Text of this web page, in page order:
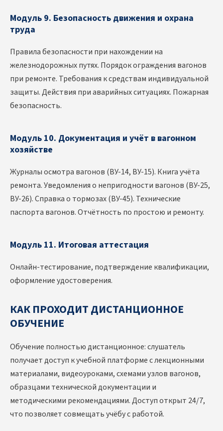
Модуль 9. Безопасность движения и охрана
труда
Правила безопасности при нахождении на
железнодорожных путях. Порядок ограждения вагонов
при ремонте. Требования к средствам индивидуальной
защиты. Действия при аварийных ситуациях. Пожарная
безопасность.
Модуль 10. Документация и учёт в вагонном
хозяйстве
Журналы осмотра вагонов (ВУ-14, ВУ-15). Книга учёта
ремонта. Уведомления о непригодности вагонов (ВУ-25,
ВУ-26). Справка о тормозах (ВУ-45). Технические
паспорта вагонов. Отчётность по простою и ремонту.
Модуль 11. Итоговая аттестация
Онлайн-тестирование, подтверждение квалификации,
оформление удостоверения.
КАК ПРОХОДИТ ДИСТАНЦИОННОЕ
ОБУЧЕНИЕ
Обучение полностью дистанционное: слушатель
получает доступ к учебной платформе с лекционными
материалами, видеоуроками, схемами узлов вагонов,
образцами технической документации и
методическими рекомендациями. Доступ открыт 24/7,
что позволяет совмещать учёбу с работой.